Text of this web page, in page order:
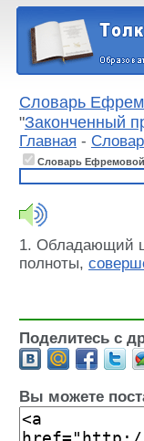
Словарь
"Законченный
Главная -
Словарь Ефремовой
1. Обладающий
полноты,
Поделитесь с
Вы можете